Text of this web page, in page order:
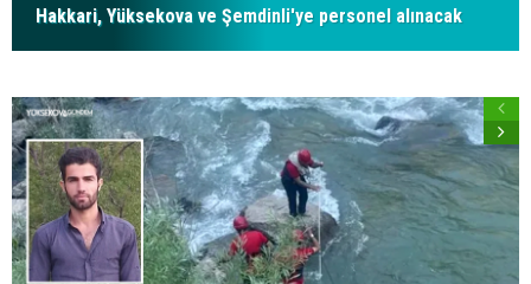
Hakkari, Yüksekova ve Şemdinli'ye personel alınacak